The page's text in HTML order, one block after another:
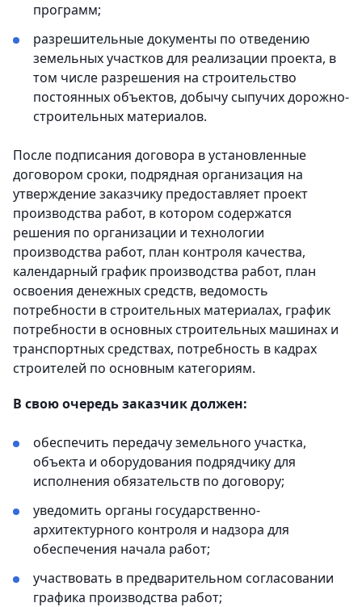
программ;
разрешительные документы по отведению
земельных участков для реализации проекта, в
том числе разрешения на строительство
постоянных объектов, добычу сыпучих дорожно-
строительных материалов.
После подписания договора в установленные
договором сроки, подрядная организация на
утверждение заказчику предоставляет проект
производства работ, в котором содержатся
решения по организации и технологии
производства работ, план контроля качества,
календарный график производства работ, план
освоения денежных средств, ведомость
потребности в строительных материалах, график
потребности в основных строительных машинах и
транспортных средствах, потребность в кадрах
строителей по основным категориям.
В свою очередь заказчик должен:
обеспечить передачу земельного участка,
объекта и оборудования подрядчику для
исполнения обязательств по договору;
уведомить органы государственно-
архитектурного контроля и надзора для
обеспечения начала работ;
участвовать в предварительном согласовании
графика производства работ;